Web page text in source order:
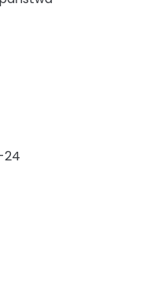
24